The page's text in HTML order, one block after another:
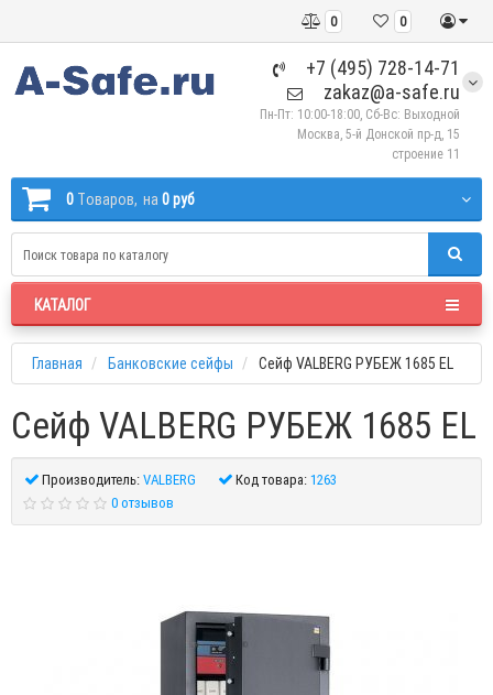
0
0
+7 (495) 728-14-71
zakaz@a-safe.ru
Пн-Пт: 10:00-18:00, Сб-Вс: Выходной
Москва, 5-й Донской пр-д, 15
строение 11
0 Tоваров, на 0 руб
КАТАЛОГ
Главная Банковские сейфы Сейф VALBERG РУБЕЖ 1685 EL
Сейф VALBERG РУБЕЖ 1685 EL
Производитель:VALBERG Код товара:1263
0 отзывов